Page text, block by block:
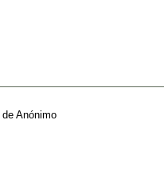
de Anónimo